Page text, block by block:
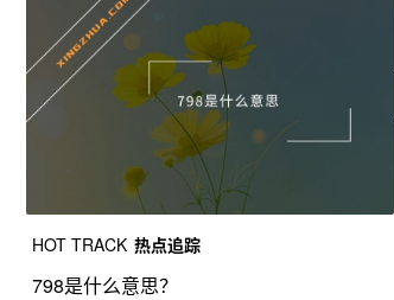
HOT TRACK 热点追踪
798是什么意思？